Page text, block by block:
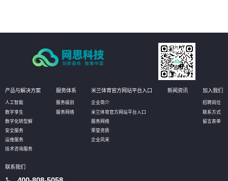
产品与解决方案
人工智能
数字孪生
数字化转型解
安全服务
运维服务
技术咨询服务
服务体系
服务级别
服务网络
米兰体育官方网站平台入口
企业简介
米兰体育官方网站平台入口
服务网络
荣誉资质
企业风采
新闻资讯 加入我们
招聘岗位
联系方式
留言表单
联系我们